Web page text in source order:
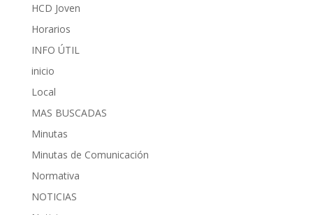
HCD Joven
Horarios
INFO ÚTIL
inicio
Local
MAS BUSCADAS
Minutas
Minutas de Comunicación
Normativa
NOTICIAS